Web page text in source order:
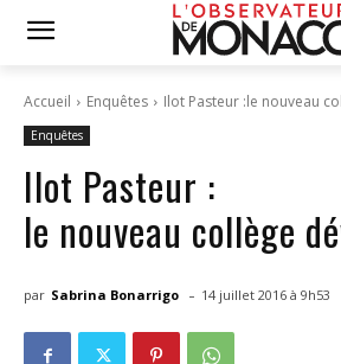
Accueil Enquêtes Ilot Pasteur :le nouveau
Enquêtes
Ilot Pasteur :
le nouveau collège
par Sabrina Bonarrigo - 14 juillet 2016 à 9h53